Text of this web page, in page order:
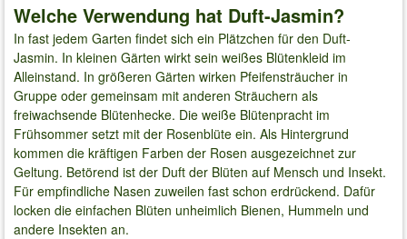
Welche Verwendung hat Duft-Jasmin?
In fast jedem Garten findet sich ein Plätzchen für den Duft-
Jasmin. In kleinen Gärten wirkt sein weißes Blütenkleid im
Alleinstand. In größeren Gärten wirken Pfeifensträucher in
Gruppe oder gemeinsam mit anderen Sträuchern als
freiwachsende Blütenhecke. Die weiße Blütenpracht im
Frühsommer setzt mit der Rosenblüte ein. Als Hintergrund
kommen die kräftigen Farben der Rosen ausgezeichnet zur
Geltung. Betörend ist der Duft der Blüten auf Mensch und Insekt.
Für empfindliche Nasen zuweilen fast schon erdrückend. Dafür
locken die einfachen Blüten unheimlich Bienen, Hummeln und
andere Insekten an.